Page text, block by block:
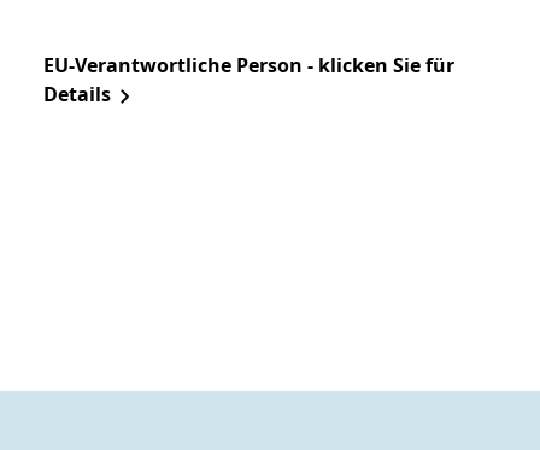
EU-Verantwortliche Person - klicken Sie für
Details